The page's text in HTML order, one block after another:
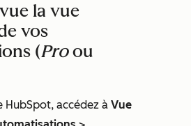
la vue
vos
(Proou
accédez à Vue